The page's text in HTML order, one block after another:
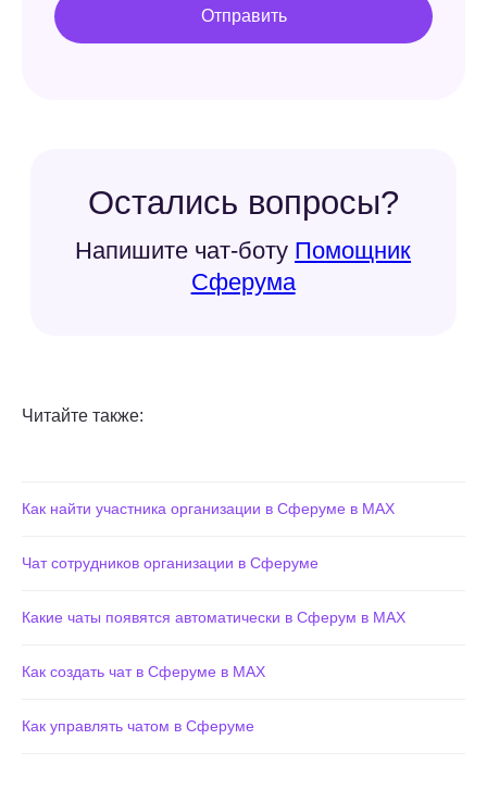
Отправить
Читайте также:
Как найти участника организации в Сферуме в MAX
Чат сотрудников организации в Сферуме
Какие чаты появятся автоматически в Сферум в МАХ
Как создать чат в Сферуме в MAX
Как управлять чатом в Сферуме